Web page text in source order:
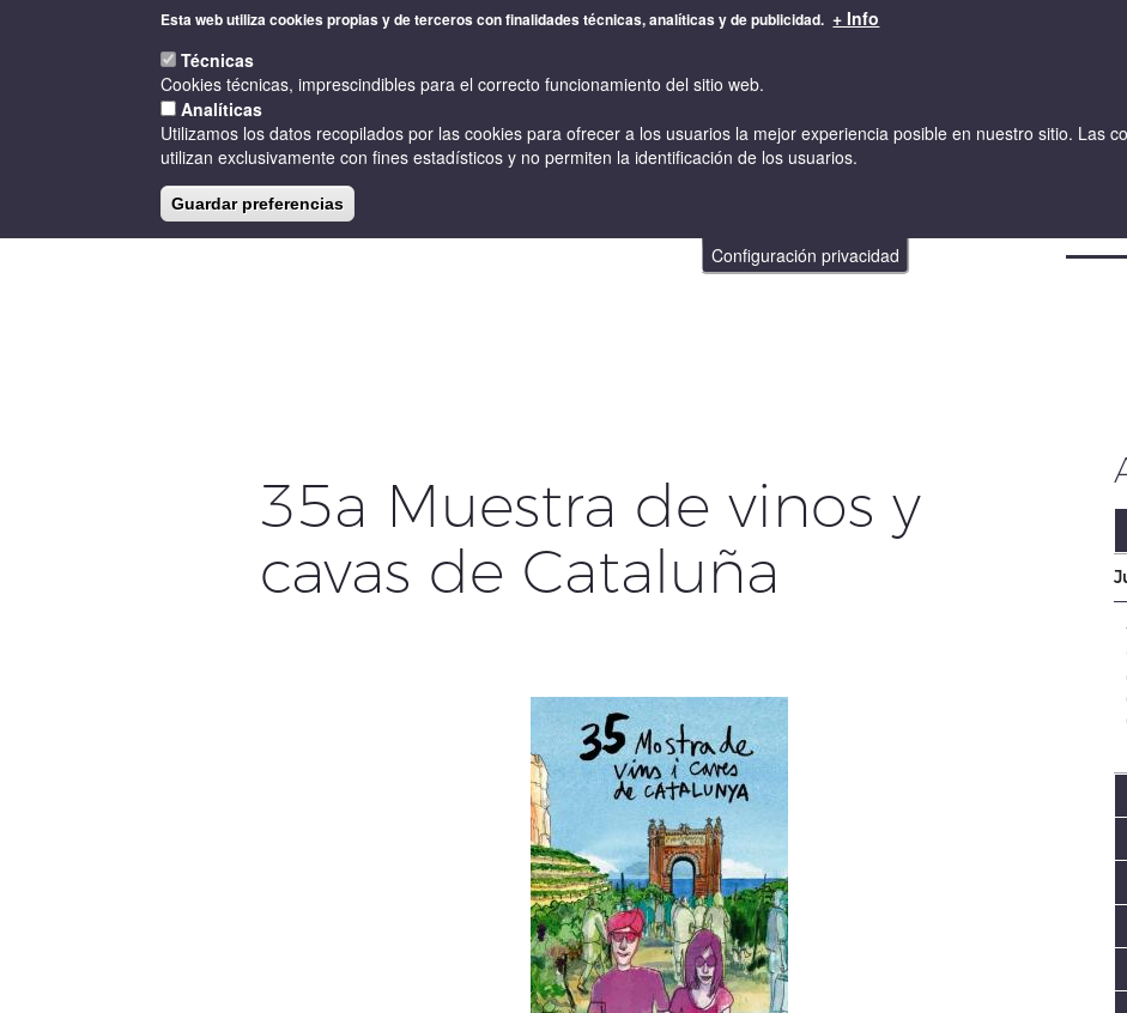
Configuración privacidad
Esta web utiliza cookies propias y de terceros con finalidades técnicas, analíticas y de publicidad. + Info
Técnicas
Cookies técnicas, imprescindibles para el correcto funcionamiento del sitio web.
Analíticas
Utilizamos los datos recopilados por las cookies para ofrecer a los usuarios la mejor experiencia posible en nuestro sitio. Las
utilizan exclusivamente con fines estadísticos y no permiten la identificación de los usuarios.
Guardar preferencias
INICIO LA D.O.
35a Muestra de vinos y
cavas de Cataluña